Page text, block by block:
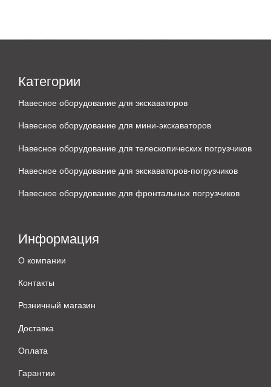
Категории
Навесное оборудование для экскаваторов
Навесное оборудование для мини-экскаваторов
Навесное оборудование для телескопических погрузчиков
Навесное оборудование для экскаваторов-погрузчиков
Навесное оборудование для фронтальных погрузчиков
Информация
О компании
Контакты
Розничный магазин
Доставка
Оплата
Гарантии